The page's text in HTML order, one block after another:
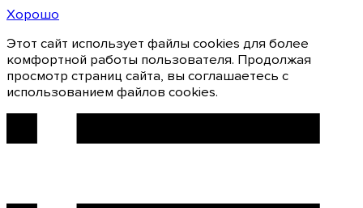
Хорошо
Этот сайт использует файлы cookies для более
комфортной работы пользователя. Продолжая
просмотр страниц сайта, вы соглашаетесь с
использованием файлов cookies.